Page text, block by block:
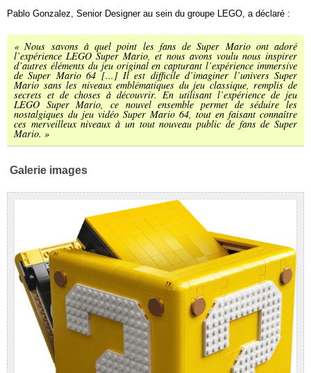
Pablo Gonzalez, Senior Designer au sein du groupe LEGO, a déclaré :
« Nous savons à quel point les fans de Super Mario ont adoré
l’expérience LEGO Super Mario, et nous avons voulu nous inspirer
d’autres éléments du jeu original en capturant l’expérience immersive
de Super Mario 64 [...] Il est difficile d’imaginer l’univers Super
Mario sans les niveaux emblématiques du jeu classique, remplis de
secrets et de choses à découvrir. En utilisant l’expérience de jeu
LEGO Super Mario, ce nouvel ensemble permet de séduire les
nostalgiques du jeu vidéo Super Mario 64, tout en faisant connaître
ces merveilleux niveaux à un tout nouveau public de fans de Super
Mario. »
Galerie images